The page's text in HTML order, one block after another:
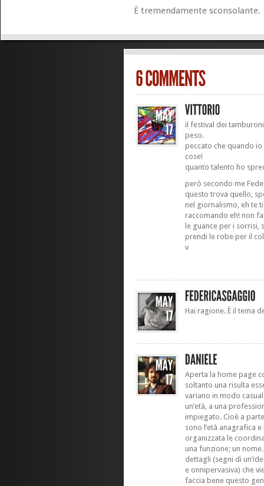
È tremendamente sconsolante.
il festival dei
peso.
peccato che quando io
cose!
quanto talento ho
però secondo me
questo trova quello,
nel giornalismo, eh te
raccomando eh! non
le guance per i sorrisi,
prendi le robe per il
v
Hai ragione. È il tema
Aperta la home page
soltanto una risulta
variano in modo
un’età, a una
impiegato. Cioè a
sono l’età anagrafica
organizzata le
una funzione; un
dettagli (segni di
e onnipervasiva) che
faccia bene questo